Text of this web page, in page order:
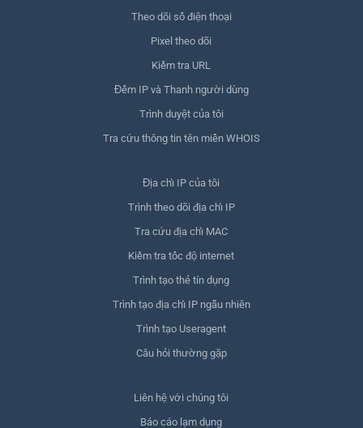
Theo dõi số điện thoại
Pixel theo dõi
Kiểm tra URL
Đếm IP và Thanh người dùng
Trình duyệt của tôi
Tra cứu thông tin tên miền WHOIS
Địa chỉ IP của tôi
Trình theo dõi địa chỉ IP
Tra cứu địa chỉ MAC
Kiểm tra tốc độ internet
Trình tạo thẻ tín dụng
Trình tạo địa chỉ IP ngẫu nhiên
Trình tạo Useragent
Câu hỏi thường gặp
Liên hệ với chúng tôi
Báo cáo lạm dụng